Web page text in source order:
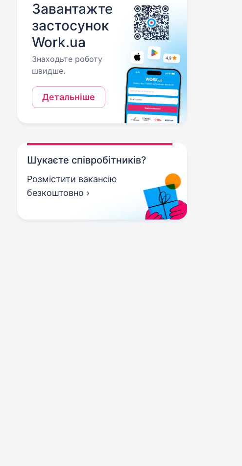
Завантажте
застосунок
Work.ua
Знаходьте роботу
швидше.
Детальніше
Шукаєте співробітників?
Розмістити вакансію
безкоштовно